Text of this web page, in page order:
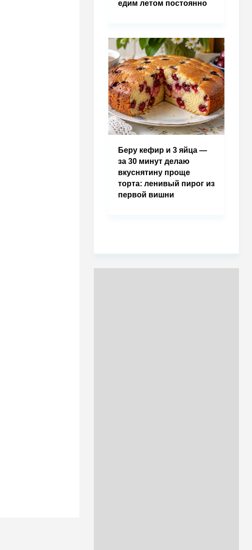
едим летом постоянно
Беру кефир и 3 яйца —
за 30 минут делаю
вкуснятину проще
торта: ленивый пирог из
первой вишни